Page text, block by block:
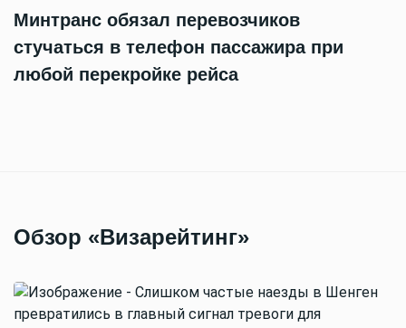
Минтранс обязал перевозчиков
стучаться в телефон пассажира при
любой перекройке рейса
Обзор «Визарейтинг»